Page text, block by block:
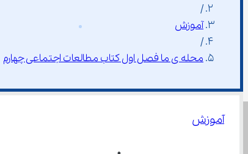
/
آموزش
/
محله ی ما فصل اول کتاب مطالعات اجتماعی چهارم
آموزش